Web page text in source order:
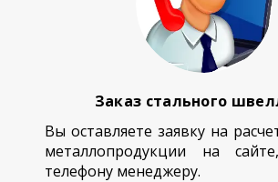
Заказ стального
Вы оставляете заявку на
металлопродукции на
телефону менеджеру.